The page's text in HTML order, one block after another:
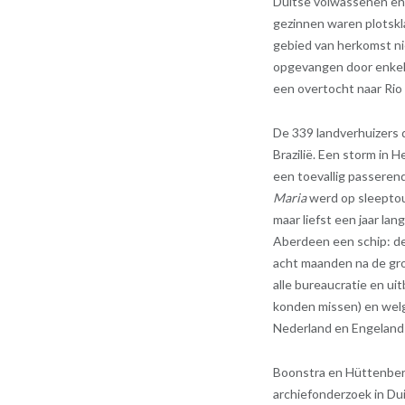
gezinnen waren
gebied van herkomst
opgevangen door
een overtocht naar Rio
De 339
Brazilië. Een storm in
een toevallig
Mariawerd op
maar liefst een jaar
Aberdeen een schip:
acht maanden na de
alle bureaucratie en
konden missen) en
Nederland en
Boonstra en
archiefonderzoek in